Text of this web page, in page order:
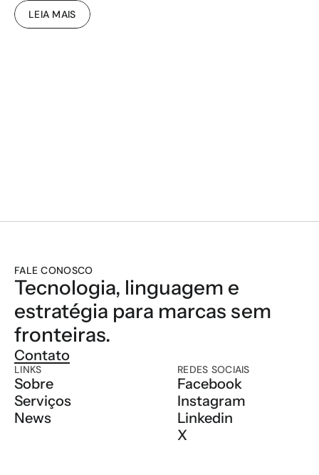
LEIA MAIS
FALE CONOSCO
Tecnologia, linguagem e
estratégia para marcas sem
fronteiras.
Contato
LINKS
Sobre
Serviços
News
REDES SOCIAIS
Facebook
Instagram
Linkedin
X